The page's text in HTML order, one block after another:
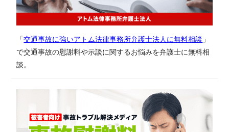
「交通事故に強いアトム法律事務所弁護士法人に無料相談 」
で交通事故の慰謝料や示談に関するお悩みを弁護士に無料相
談。